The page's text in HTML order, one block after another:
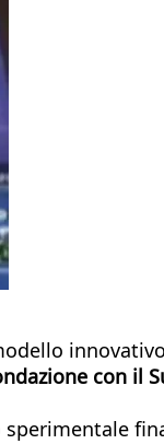
con il